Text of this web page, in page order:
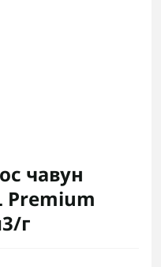
чавун
Premium
г